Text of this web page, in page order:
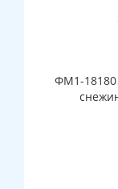
ФМ1-18180